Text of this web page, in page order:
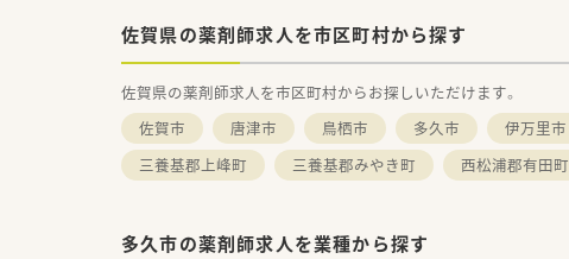
佐賀県の薬剤師求人を市区町村から探す
佐賀県の薬剤師求人を市区町村からお探しいただけます。
佐賀市
唐津市 鳥栖市 多久市 伊万里市
三養基郡上峰町
三養基郡みやき町 西松浦郡有田町
多久市の薬剤師求人を業種から探す